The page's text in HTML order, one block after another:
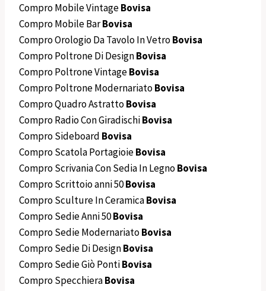
Compro Mobile VintageBovisa
Compro Mobile BarBovisa
Compro Orologio Da Tavolo In VetroBovisa
Compro Poltrone Di DesignBovisa
Compro Poltrone VintageBovisa
Compro Poltrone ModernariatoBovisa
Compro Quadro AstrattoBovisa
Compro Radio Con GiradischiBovisa
Compro Sideboard Bovisa
Compro Scatola PortagioieBovisa
Compro Scrivania Con Sedia In LegnoBovisa
Compro Scrittoio anni 50Bovisa
Compro Sculture In CeramicaBovisa
Compro Sedie Anni 50Bovisa
Compro Sedie ModernariatoBovisa
Compro Sedie Di DesignBovisa
Compro Sedie Giò PontiBovisa
Compro SpecchieraBovisa